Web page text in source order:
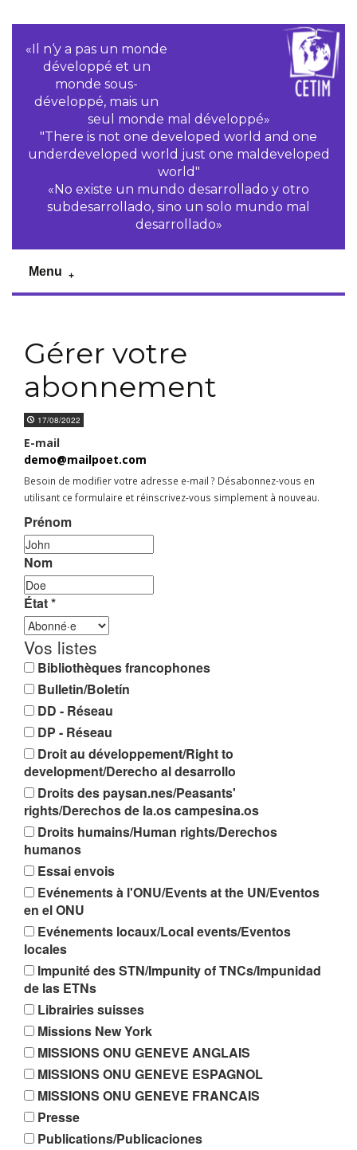
«Il n‘y a pas un monde
développé et un
monde sous-
développé, mais un
seul monde mal développé»
"There is not one developed world and one
underdeveloped world just one maldeveloped
world"
«No existe un mundo desarrollado y otro
subdesarrollado, sino un solo mundo mal
desarrollado»
Menu
Gérer votre
abonnement
17/08/2022
E-mail
demo@mailpoet.com
Besoin de modifier votre adresse e-mail ? Désabonnez-vous en
utilisant ce formulaire et réinscrivez-vous simplement à nouveau.
Prénom
Nom
État*
Vos listes
Bibliothèques francophones
Bulletin/Boletín
DD - Réseau
DP - Réseau
Droit au développement/Right to
development/Derecho al desarrollo
Droits des paysan.nes/Peasants'
rights/Derechos de la.os campesina.os
Droits humains/Human rights/Derechos
humanos
Essai envois
Evénements à l'ONU/Events at the UN/Eventos
en el ONU
Evénements locaux/Local events/Eventos
locales
Impunité des STN/Impunity of TNCs/Impunidad
de las ETNs
Librairies suisses
Missions New York
MISSIONS ONU GENEVE ANGLAIS
MISSIONS ONU GENEVE ESPAGNOL
MISSIONS ONU GENEVE FRANCAIS
Presse
Publications/Publicaciones